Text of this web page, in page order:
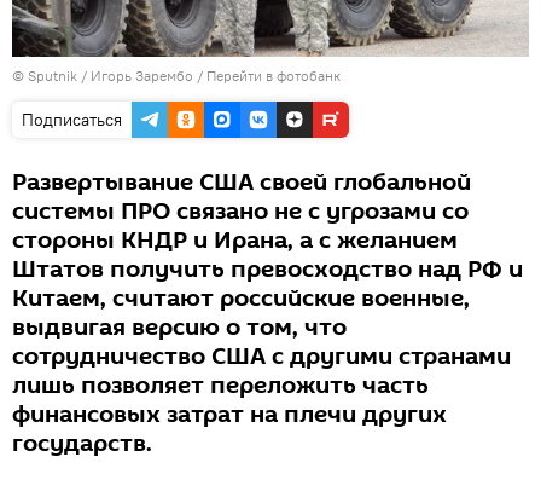
© Sputnik / Игорь Зарембо / Перейти в фотобанк
Подписаться
Развертывание США своей глобальной
системы ПРО связано не с угрозами со
стороны КНДР и Ирана, а с желанием
Штатов получить превосходство над РФ и
Китаем, считают российские военные,
выдвигая версию о том, что
сотрудничество США с другими странами
лишь позволяет переложить часть
финансовых затрат на плечи других
государств.